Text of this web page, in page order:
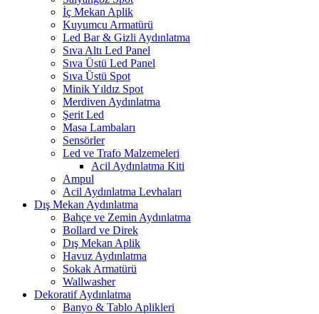
İç Mekan Aplik
Kuyumcu Armatürü
Led Bar & Gizli Aydınlatma
Sıva Altı Led Panel
Sıva Üstü Led Panel
Sıva Üstü Spot
Minik Yıldız Spot
Merdiven Aydınlatma
Şerit Led
Masa Lambaları
Sensörler
Led ve Trafo Malzemeleri
Acil Aydınlatma Kiti
Ampul
Acil Aydınlatma Levhaları
Dış Mekan Aydınlatma
Bahçe ve Zemin Aydınlatma
Bollard ve Direk
Dış Mekan Aplik
Havuz Aydınlatma
Sokak Armatürü
Wallwasher
Dekoratif Aydınlatma
Banyo & Tablo Aplikleri